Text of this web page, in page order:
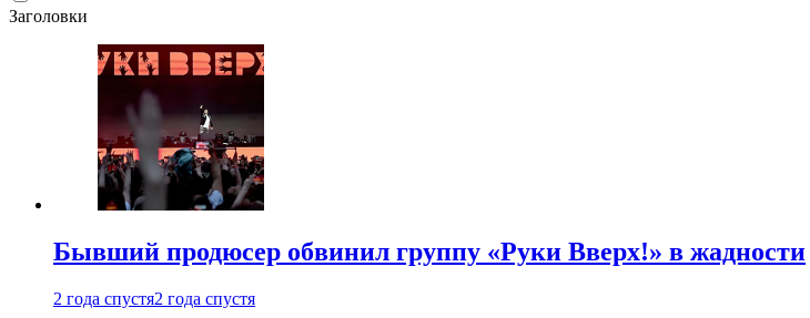
Заголовки
Бывший продюсер обвинил группу «Руки Вверх!» в жадности
2 года спустя2 года спустя